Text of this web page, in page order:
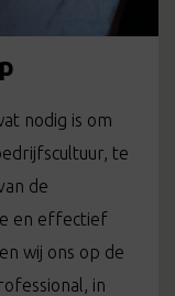
nodig is om
te
de
en effectief
wij ons op de
in